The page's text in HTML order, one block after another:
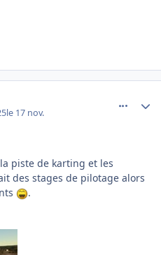
le 17 nov.
piste de karting et les
des stages de pilotage alors
.